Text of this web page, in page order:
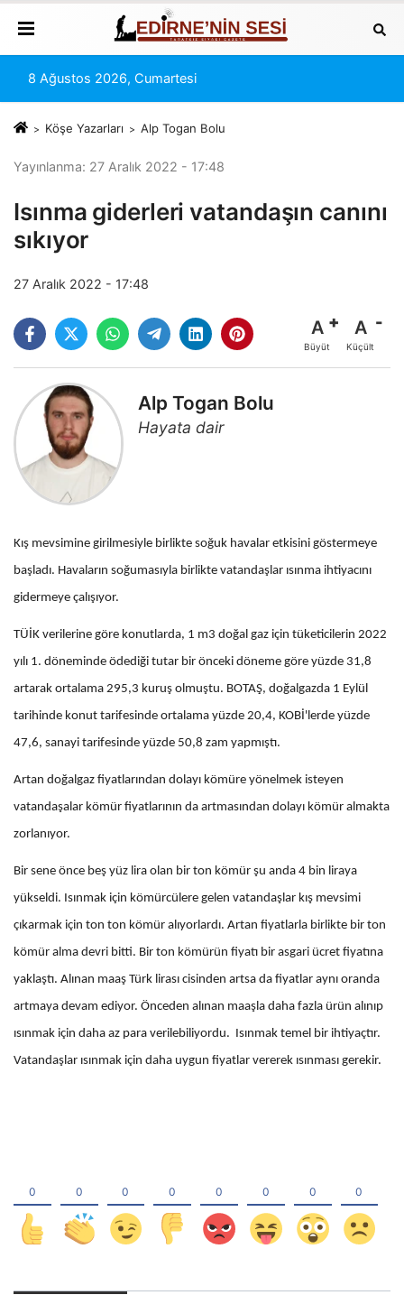
8 Ağustos 2026, Cumartesi
Köşe Yazarları Alp Togan Bolu
Yayınlanma: 27 Aralık 2022 - 17:48
Isınma giderleri vatandaşın canını
sıkıyor
27 Aralık 2022 - 17:48
A
Büyüt
A
Küçült
Alp Togan Bolu
Hayata dair
Kış mevsimine girilmesiyle birlikte soğuk havalar etkisini göstermeye
başladı. Havaların soğumasıyla birlikte vatandaşlar ısınma ihtiyacını
gidermeye çalışıyor.
TÜİK verilerine göre konutlarda, 1 m3 doğal gaz için tüketicilerin 2022
yılı 1. döneminde ödediği tutar bir önceki döneme göre yüzde 31,8
artarak ortalama 295,3 kuruş olmuştu. BOTAŞ, doğalgazda 1 Eylül
tarihinde konut tarifesinde ortalama yüzde 20,4, KOBİ'lerde yüzde
47,6, sanayi tarifesinde yüzde 50,8 zam yapmıştı.
Artan doğalgaz fiyatlarından dolayı kömüre yönelmek isteyen
vatandaşalar kömür fiyatlarının da artmasından dolayı kömür almakta
zorlanıyor.
Bir sene önce beş yüz lira olan bir ton kömür şu anda 4 bin liraya
yükseldi. Isınmak için kömürcülere gelen vatandaşlar kış mevsimi
çıkarmak için ton ton kömür alıyorlardı. Artan fiyatlarla birlikte bir ton
kömür alma devri bitti. Bir ton kömürün fiyatı bir asgari ücret fiyatına
yaklaştı. Alınan maaş Türk lirası cisinden artsa da fiyatlar aynı oranda
artmaya devam ediyor. Önceden alınan maaşla daha fazla ürün alınıp
ısınmak için daha az para verilebiliyordu. Isınmak temel bir ihtiyaçtır.
Vatandaşlar ısınmak için daha uygun fiyatlar vererek ısınması gerekir.